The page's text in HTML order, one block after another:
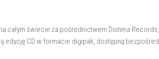
całym świecie za pośrednictwem Diotima
edycję CD w formacie digipak, dostępną